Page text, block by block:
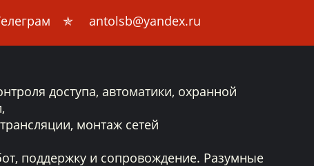
✯ antolsb@yandex.ru
доступа, автоматики, охранной
монтаж сетей
поддержку и сопровождение. Разумные